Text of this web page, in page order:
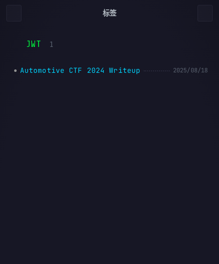
标签
JWT 1
Automotive CTF 2024 Writeup 2025/08/18